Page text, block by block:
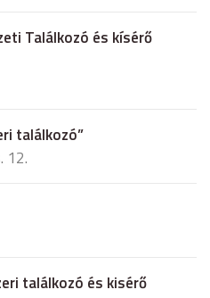
Találkozó és kísérő
találkozó”
12.
találkozó és kisérő